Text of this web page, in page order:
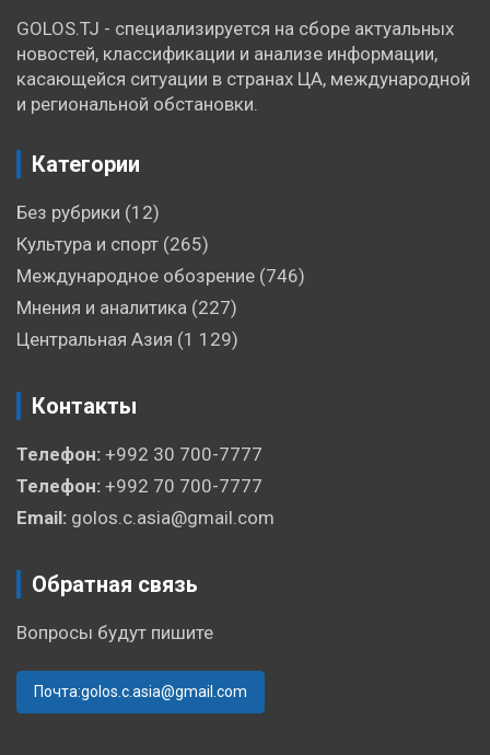
GOLOS.TJ - специализируется на сборе актуальных
новостей, классификации и анализе информации,
касающейся ситуации в странах ЦА, международной
и региональной обстановки.
Категории
Без рубрики (12)
Культура и спорт (265)
Международное обозрение (746)
Мнения и аналитика (227)
Центральная Азия (1 129)
Контакты
Телефон: +992 30 700-7777
Телефон: +992 70 700-7777
Email: golos.c.asia@gmail.com
Обратная связь
Вопросы будут пишите
Почта:golos.c.asia@gmail.com